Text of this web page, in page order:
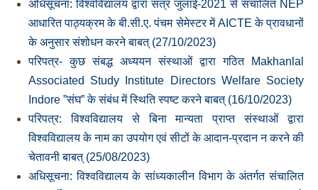
अधिसूचना: विश्‍वविद्यालय द्वारा सत्र जुलाई-2021 से संचालित NEP
आधारित पाठ्यक्रम के बी.सी.ए. पंचम सेमेस्‍टर में AICTE के प्रावधानों
के अनुसार संशोधन करने बाबत् (27/10/2023)
परिपत्र- कुछ संबद्ध अध्‍ययन संस्‍थाओं द्वारा गठित Makhanlal
Associated Study Institute Directors Welfare Society
Indore ”संघ” के संबंध में स्थिति स्‍पष्‍ट करने बाबत् (16/10/2023)
परिपत्र: विश्‍वविद्यालय से बिना मान्‍यता प्राप्‍त संस्‍थाओं द्वारा
विश्‍वविद्यालय के नाम का उपयोग एवं सीटों के आदान-प्रदान न करने की
चेतावनी बाबत् (25/08/2023)
अधिसूचना: विश्‍वविद्यालय के सांध्‍यकालीन विभाग के अंतर्गत संचालित